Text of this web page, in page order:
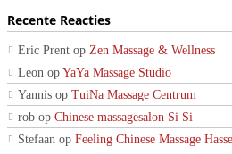
Recente Reacties
Eric Prent op Zen Massage & Wellness
Leon op YaYa Massage Studio
Yannis op TuiNa Massage Centrum
rob op Chinese massagesalon Si Si
Stefaan op Feeling Chinese Massage